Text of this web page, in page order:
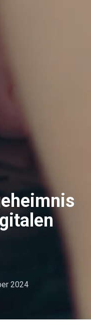
2024